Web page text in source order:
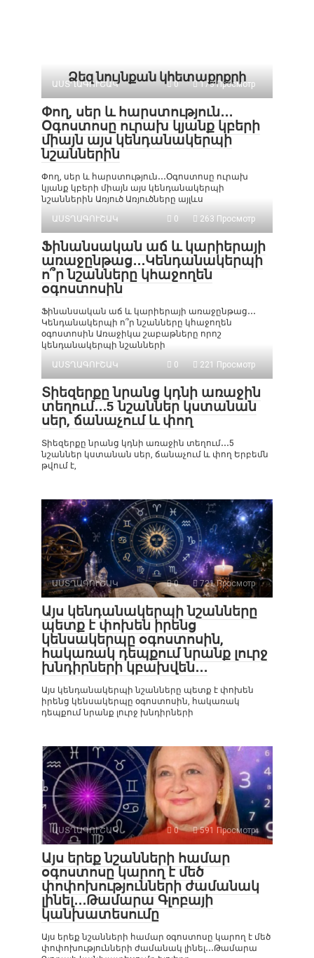
Ձեզ նույնքան կհետաքրքրի
ԱՍՏՂԱԳՈՒՇԱԿ 0 173 Просмотр
Փող, սեր և հարստություն․․․
Օգոստոսը ուրախ կյանք կբերի
միայն այս կենդանակերպի
նշաններին
Փող, սեր և հարստություն․․․Օգոստոսը ուրախ
կյանք կբերի միայն այս կենդանակերպի
նշաններին Առյուծ Առյուծները այլևս
ԱՍՏՂԱԳՈՒՇԱԿ
0 263 Просмотр
Ֆինանսական աճ և կարիերայի
առաջընթաց․․․Կենդանակերպի
ո՞ր նշանները կհաջողեն
օգոստոսին
Ֆինանսական աճ և կարիերայի առաջընթաց․․․
Կենդանակերպի ո՞ր նշանները կհաջողեն
օգոստոսին Առաջիկա շաբաթները որոշ
կենդանակերպի նշանների
ԱՍՏՂԱԳՈՒՇԱԿ
0 221 Просмотр
Տիեզերքը նրանց կդնի առաջին
տեղում․․․5 նշաններ կստանան
սեր, ճանաչում և փող
Տիեզերքը նրանց կդնի առաջին տեղում․․․5
նշաններ կստանան սեր, ճանաչում և փող Երբեմն
թվում է,
ԱՍՏՂԱԳՈՒՇԱԿ 0 721 Просмотр
Այս կենդանակերպի նշանները
պետք է փոխեն իրենց
կենսակերպը օգոստոսին,
հակառակ դեպքում նրանք լուրջ
խնդիրների կբախվեն․․․
Այս կենդանակերպի նշանները պետք է փոխեն
իրենց կենսակերպը օգոստոսին, հակառակ
դեպքում նրանք լուրջ խնդիրների
ԱՍՏՂԱԳՈՒՇԱԿ 0 591 Просмотр
Այս երեք նշանների համար
օգոստոսը կարող է մեծ
փոփոխությունների ժամանակ
լինել․․․Թամարա Գլոբայի
կանխատեսումը
Այս երեք նշանների համար օգոստոսը կարող է մեծ
փոփոխությունների ժամանակ լինել․․․Թամարա